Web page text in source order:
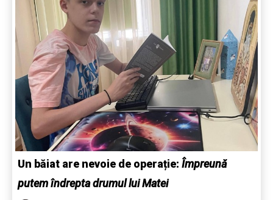
Un băiat are nevoie de operație: Împreună
putem îndrepta drumul lui Matei